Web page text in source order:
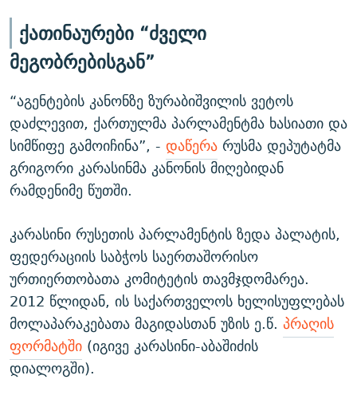
ქათინაურები “ძველი
მეგობრებისგან”
“აგენტების კანონზე ზურაბიშვილის ვეტოს
დაძლევით, ქართულმა პარლამენტმა ხასიათი და
სიმწიფე გამოიჩინა”, - დაწერა რუსმა დეპუტატმა
გრიგორი კარასინმა კანონის მიღებიდან
რამდენიმე წუთში.
კარასინი რუსეთის პარლამენტის ზედა პალატის,
ფედერაციის საბჭოს საერთაშორისო
ურთიერთობათა კომიტეტის თავმჯდომარეა.
2012 წლიდან, ის საქართველოს ხელისუფლებას
მოლაპარაკებათა მაგიდასთან უზის ე.წ. პრაღის
ფორმატში (იგივე კარასინი-აბაშიძის
დიალოგში).